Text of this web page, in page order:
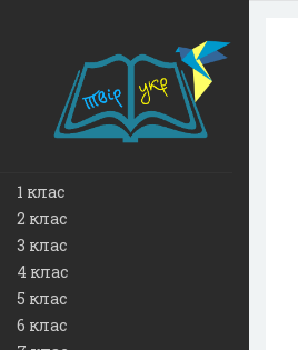
1 клас
2 клас
3 клас
4 клас
5 клас
6 клас